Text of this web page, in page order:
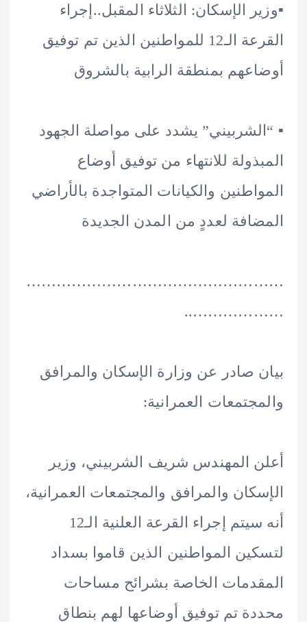
الإسكان: الثلاثاء المقبل..إجراء
القرعة الـ12 للمواطنين الذين تم توفيق
بمنطقة الرابية بالشروق
يشدد على مواصلة الجهود
للانتهاء من توفيق أوضاع
والكيانات المتواجدة بالأراضي
لعددٍ من المدن الجديدة
صادر عن وزارة الإسكان والمرافق
العمرانية:
المهندس شريف الشربيني، وزير
والمرافق والمجتمعات العمرانية،
أنه سيتم إجراء القرعة العلنية الـ12
المواطنين الذين قاموا بسداد
الخاصة بشرائح مساحات
تم توفيق أوضاعها لهم بنطاق